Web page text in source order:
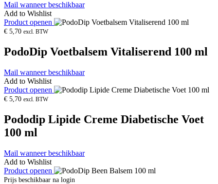
Mail wanneer beschikbaar
Add to Wishlist
Product openen
€ 5,70 excl. BTW
PodoDip Voetbalsem Vitaliserend 100 ml
Mail wanneer beschikbaar
Add to Wishlist
Product openen
€ 5,70 excl. BTW
Pododip Lipide Creme Diabetische Voet
100 ml
Mail wanneer beschikbaar
Add to Wishlist
Product openen
Prijs beschikbaar na login